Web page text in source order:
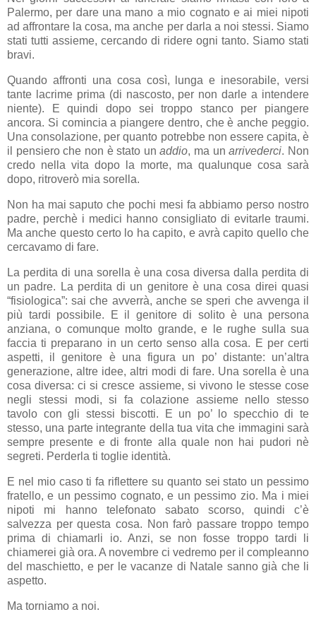
Palermo, per dare una mano a mio cognato e ai miei nipoti
ad affrontare la cosa, ma anche per darla a noi stessi. Siamo
stati tutti assieme, cercando di ridere ogni tanto. Siamo stati
bravi.
Quando affronti una cosa così, lunga e inesorabile, versi
tante lacrime prima (di nascosto, per non darle a intendere
niente). E quindi dopo sei troppo stanco per piangere
ancora. Si comincia a piangere dentro, che è anche peggio.
Una consolazione, per quanto potrebbe non essere capita, è
il pensiero che non è stato unaddio, ma unarrivederci. Non
credo nella vita dopo la morte, ma qualunque cosa sarà
dopo, ritroverò mia sorella.
Non ha mai saputo che pochi mesi fa abbiamo perso nostro
padre, perchè i medici hanno consigliato di evitarle traumi.
Ma anche questo certo lo ha capito, e avrà capito quello che
cercavamo di fare.
La perdita di una sorella è una cosa diversa dalla perdita di
un padre. La perdita di un genitore è una cosa direi quasi
“fisiologica”: sai che avverrà, anche se speri che avvenga il
più tardi possibile. E il genitore di solito è una persona
anziana, o comunque molto grande, e le rughe sulla sua
faccia ti preparano in un certo senso alla cosa. E per certi
aspetti, il genitore è una figura un po’ distante: un’altra
generazione, altre idee, altri modi di fare. Una sorella è una
cosa diversa: ci si cresce assieme, si vivono le stesse cose
negli stessi modi, si fa colazione assieme nello stesso
tavolo con gli stessi biscotti. E un po’ lo specchio di te
stesso, una parte integrante della tua vita che immagini sarà
sempre presente e di fronte alla quale non hai pudori nè
segreti. Perderla ti toglie identità.
E nel mio caso ti fa riflettere su quanto sei stato un pessimo
fratello, e un pessimo cognato, e un pessimo zio. Ma i miei
nipoti mi hanno telefonato sabato scorso, quindi c’è
salvezza per questa cosa. Non farò passare troppo tempo
prima di chiamarli io. Anzi, se non fosse troppo tardi li
chiamerei già ora. A novembre ci vedremo per il compleanno
del maschietto, e per le vacanze di Natale sanno già che li
aspetto.
Ma torniamo a noi.